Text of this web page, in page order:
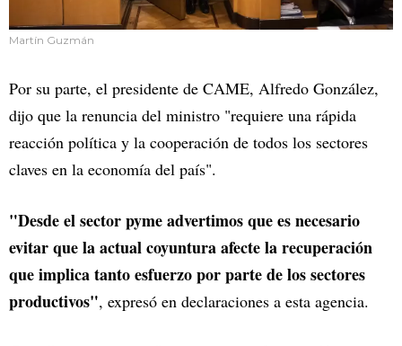
Martín Guzmán
Por su parte, el presidente de CAME, Alfredo González,
dijo que la renuncia del ministro "requiere una rápida
reacción política y la cooperación de todos los sectores
claves en la economía del país".
"Desde el sector pyme advertimos que es necesario
evitar que la actual coyuntura afecte la recuperación
que implica tanto esfuerzo por parte de los sectores
productivos", expresó en declaraciones a esta agencia.